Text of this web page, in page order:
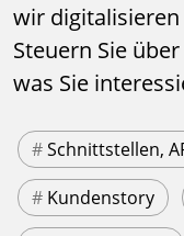
wir
Steuern Sie
was Sie
#Schnittstellen,
# Kundenstory